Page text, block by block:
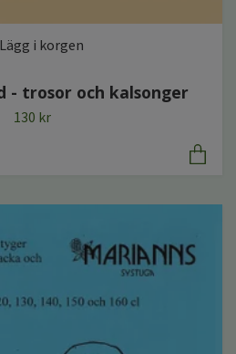
Lägg i korgen
- trosor och kalsonger
130 kr